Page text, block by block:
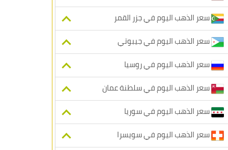
سعر الذهب اليوم في جزر القمر
سعر الذهب اليوم في جيبوتي
سعر الذهب اليوم في روسيا
سعر الذهب اليوم في سلطنة عمان
سعر الذهب اليوم في سوريا
سعر الذهب اليوم في سويسرا